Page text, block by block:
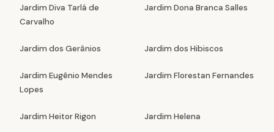
Jardim Diva Tarlá de
Carvalho
Jardim Dona Branca Salles
Jardim dos Gerânios Jardim dos Hibiscos
Jardim Eugênio Mendes
Lopes
Jardim Florestan Fernandes
Jardim Heitor Rigon Jardim Helena